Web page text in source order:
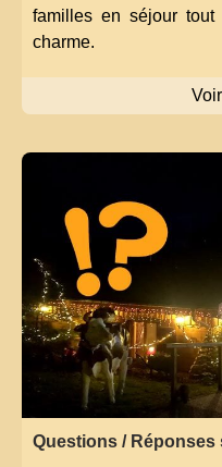
familles en séjour
charme.
Questions / Réponses